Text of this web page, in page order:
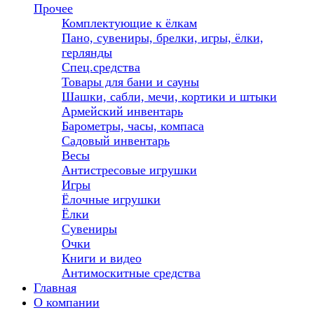
Прочее
Комплектующие к ёлкам
Пано, сувениры, брелки, игры, ёлки,
герлянды
Спец.средства
Товары для бани и сауны
Шашки, сабли, мечи, кортики и штыки
Армейский инвентарь
Барометры, часы, компаса
Садовый инвентарь
Весы
Антистресовые игрушки
Игры
Ёлочные игрушки
Ёлки
Сувениры
Очки
Книги и видео
Антимоскитные средства
Главная
О компании